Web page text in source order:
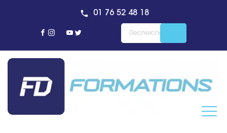
01 76 52 48 18